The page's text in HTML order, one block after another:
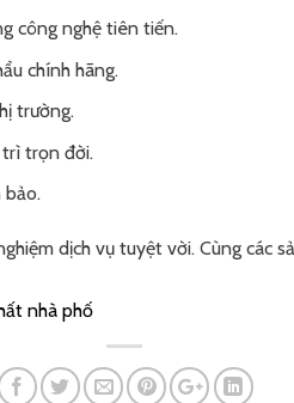
công nghệ tiên tiến.
chính hãng.
trường.
trọn đời.
bảo.
dịch vụ tuyệt vời. Cùng các
nhà phố